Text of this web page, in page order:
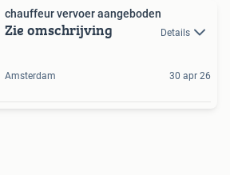
chauffeur vervoer aangeboden
Zie omschrijving Details
Amsterdam 30 apr 26